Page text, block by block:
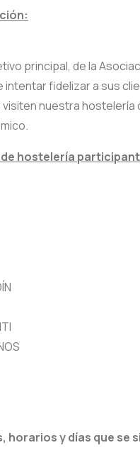
principal, de la
fidelizar a sus
visiten nuestra
hostelería
horarios y días que se